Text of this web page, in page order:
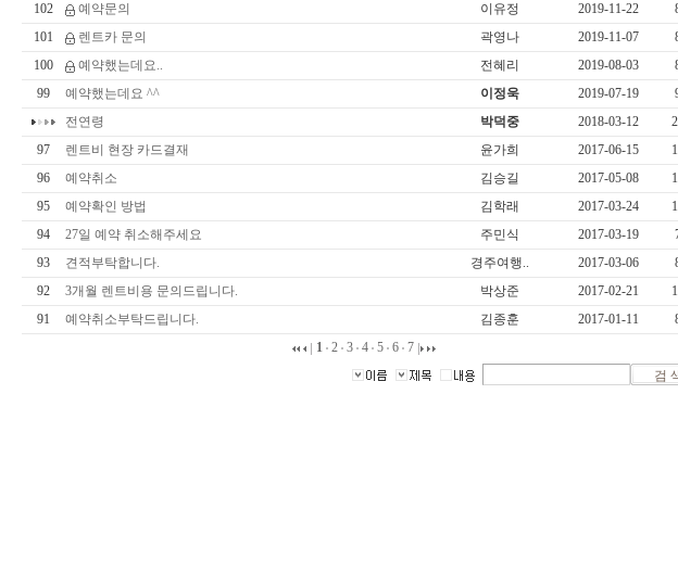
102
예약문의 이유정 2019-11-22
101
렌트카 문의 곽영나 2019-11-07
100
예약했는데요.. 전혜리 2019-08-03
99
예약했는데요 ^^ 이정욱 2019-07-19
전연령
박덕중 2018-03-12
97
렌트비 현장 카드결재 윤가희 2017-06-15
96
예약취소 김승길 2017-05-08
95
예약확인 방법 김학래 2017-03-24
94
27일 예약 취소해주세요 주민식 2017-03-19
93
견적부탁합니다. 경주여행.. 2017-03-06
92
3개월 렌트비용 문의드립니다. 박상준 2017-02-21
91
예약취소부탁드립니다. 김종훈 2017-01-11
1 2 3 4 5 6 7